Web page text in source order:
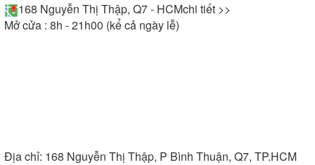
168 Nguyễn Thị Thập, Q7 - HCMchi tiết >>
Mở cửa : 8h - 21h00 (kể cả ngày lễ)
Địa chỉ: 168 Nguyễn Thị Thập, P Bình Thuận, Q7, TP.HCM